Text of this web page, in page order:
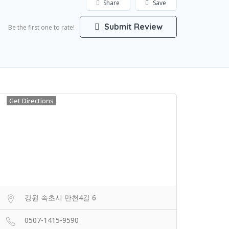
Save
Share
Be the first one to rate! Submit Review
Get Directions
강원 속초시 만천4길 6
0507-1415-9590